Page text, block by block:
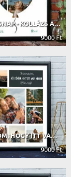
SZÜLETÉSNAP - KOLLÁZS A FOTÓIDBÓL
9000 Ft
KÖSZÖNÖM, HOGY ITT VAGY NEKEM - KOL...
9000 Ft